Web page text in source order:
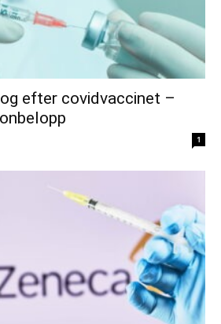
efter covidvaccinet –
1